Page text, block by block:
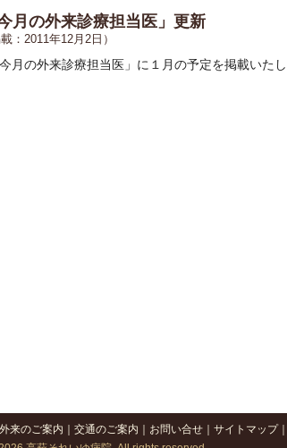
今月の外来診療担当医」更新
載：2011年12月2日）
今月の外来診療担当医」に１月の予定を掲載いたし
外来のご案内 交通のご案内 お問い合せ サイトマップ｜